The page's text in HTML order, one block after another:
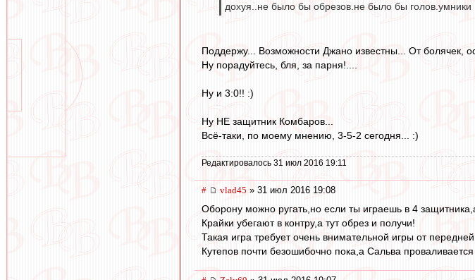
дохуя..не было бы обрезов.не было бы голов.умники
Поддержу... Возможности Джано известны... От болячек,
Ну порадуйтесь, бля, за парня!....
Ну и 3:0!! :)
Ну НЕ защитник Комбаров...
Всё-таки, по моему мнению, 3-5-2 сегодня... :)
Редактировалось 31 июл 2016 19:11
# vlad45 » 31 июл 2016 19:08
Оборону можно ругать,но если ты играешь в 4
Крайки убегают в контру,а тут обрез и получи!
Такая игра требует очень внимательной игры от
Кутепов почти безошибочно пока,а Сальва проваливается